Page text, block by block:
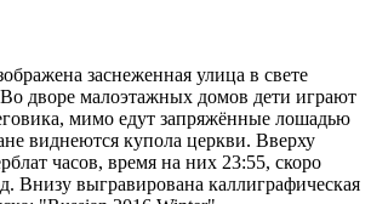
заснеженная улица в свете
дворе малоэтажных домов дети играют
мимо едут запряжённые лошадью
виднеются купола церкви. Вверху
часов, время на них 23:55, скоро
Внизу выгравирована каллиграфическая